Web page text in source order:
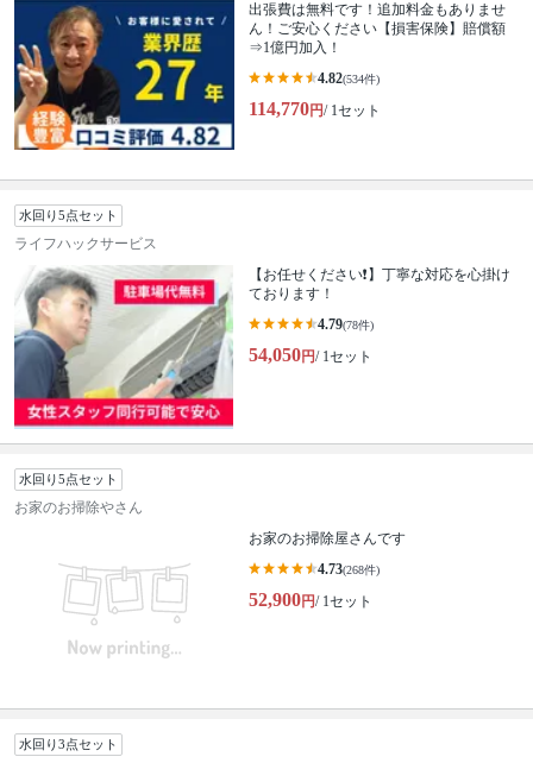
出張費は無料です！追加料金もありませ
ん！ご安心ください【損害保険】賠償額
⇒1億円加入！
4.82(534件)
114,770円/ 1セット
水回り5点セット
ライフハックサービス
【お任せください❗️】丁寧な対応を心掛け
ております！
4.79(78件)
54,050円/ 1セット
水回り5点セット
お家のお掃除やさん
お家のお掃除屋さんです
4.73(268件)
52,900円/ 1セット
水回り3点セット